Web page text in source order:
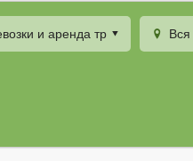
и аренда транспорта Вся